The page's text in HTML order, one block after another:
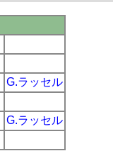
G.ラッセル
G.ラッセル